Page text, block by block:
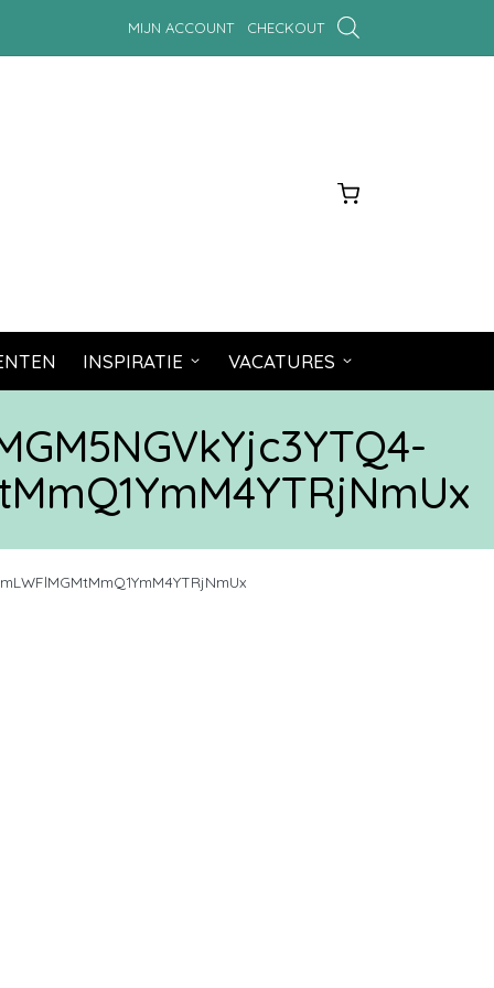
MIJN ACCOUNT CHECKOUT
INSPIRATIE VACATURES